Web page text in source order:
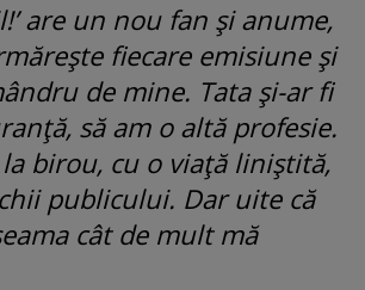
are un nou fan și anume,
fiecare emisiune și
de mine. Tata și-ar fi
să am o altă profesie.
birou, cu o viață liniștită,
publicului. Dar uite că
cât de mult mă